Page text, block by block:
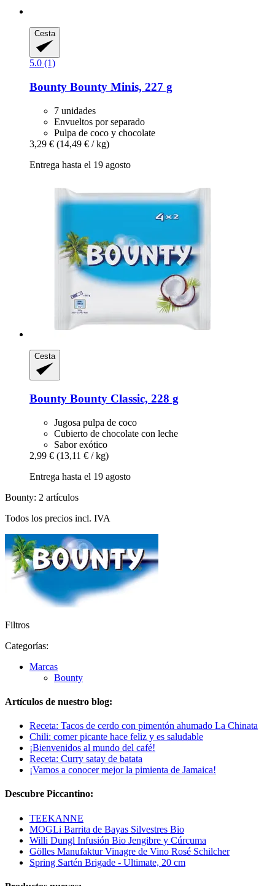
Cesta
5.0 (1)
Bounty Bounty Minis, 227 g
7 unidades
Envueltos por separado
Pulpa de coco y chocolate
3,29 € (14,49 € / kg)
Entrega hasta el 19 agosto
Cesta
Bounty Bounty Classic, 228 g
Jugosa pulpa de coco
Cubierto de chocolate con leche
Sabor exótico
2,99 € (13,11 € / kg)
Entrega hasta el 19 agosto
Bounty: 2 artículos
Todos los precios incl. IVA
Filtros
Categorías:
Marcas
Bounty
Artículos de nuestro blog:
Receta: Tacos de cerdo con pimentón ahumado La Chinata
Chili: comer picante hace feliz y es saludable
¡Bienvenidos al mundo del café!
Receta: Curry satay de batata
¡Vamos a conocer mejor la pimienta de Jamaica!
Descubre Piccantino:
TEEKANNE
MOGLi Barrita de Bayas Silvestres Bio
Willi Dungl Infusión Bio Jengibre y Cúrcuma
Gölles Manufaktur Vinagre de Vino Rosé Schilcher
Spring Sartén Brigade - Ultimate, 20 cm